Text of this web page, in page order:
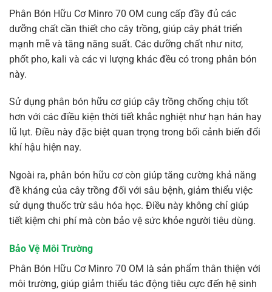
Phân Bón Hữu Cơ Minro 70 OM cung cấp đầy đủ các
dưỡng chất cần thiết cho cây trồng, giúp cây phát triển
mạnh mẽ và tăng năng suất. Các dưỡng chất như nitơ,
phốt pho, kali và các vi lượng khác đều có trong phân bón
này.
Sử dụng phân bón hữu cơ giúp cây trồng chống chịu tốt
hơn với các điều kiện thời tiết khắc nghiệt như hạn hán hay
lũ lụt. Điều này đặc biệt quan trọng trong bối cảnh biến đổi
khí hậu hiện nay.
Ngoài ra, phân bón hữu cơ còn giúp tăng cường khả năng
đề kháng của cây trồng đối với sâu bệnh, giảm thiểu việc
sử dụng thuốc trừ sâu hóa học. Điều này không chỉ giúp
tiết kiệm chi phí mà còn bảo vệ sức khỏe người tiêu dùng.
Bảo Vệ Môi Trường
Phân Bón Hữu Cơ Minro 70 OM là sản phẩm thân thiện với
môi trường, giúp giảm thiểu tác động tiêu cực đến hệ sinh